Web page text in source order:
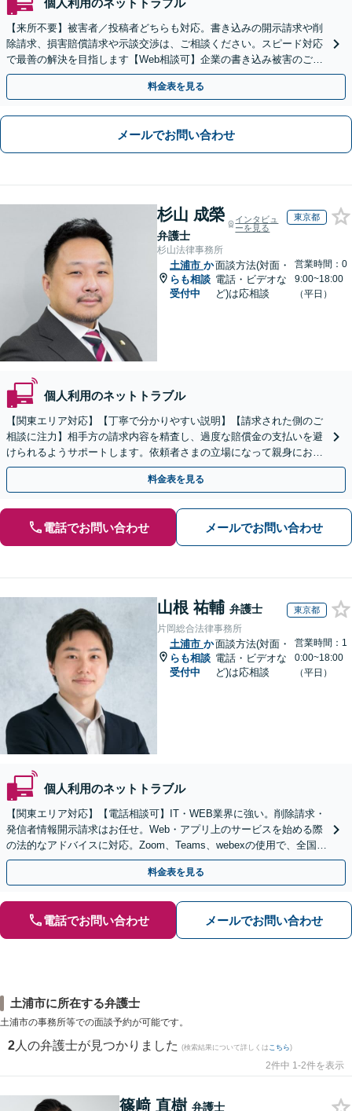
【来所不要】被害者／投稿者どちらも対応。書き込みの開示請求や削
除請求、損害賠償請求や示談交渉は、ご相談ください。スピード対応
で最善の解決を目指します【Web相談可】企業の書き込み被害のご相
談にも対応
料金表を見る
メールでお問い合わせ
杉山 成榮
弁護士
インタビュ
ーを見る
東京都
杉山法律事務所
土浦市 か
らも相談
受付中
面談方法(対面・
電話・ビデオな
ど)は応相談
営業時間：0
9:00~18:00
（平日）
個人利用のネットトラブル
【関東エリア対応】【丁寧で分かりやすい説明】【請求された側のご
相談に注力】相手方の請求内容を精査し、過度な賠償金の支払いを避
けられるようサポートします。依頼者さまの立場になって親身にお話
を伺いますので、ぜひご相談ください。【WEB面談可】
料金表を見る
電話でお問い合わせ メールでお問い合わせ
山根 祐輔 弁護士 東京都
片岡総合法律事務所
土浦市 か
らも相談
受付中
面談方法(対面・
電話・ビデオな
ど)は応相談
営業時間：1
0:00~18:00
（平日）
個人利用のネットトラブル
【関東エリア対応】【電話相談可】IT・WEB業界に強い。削除請求・
発信者情報開示請求はお任せ。Web・アプリ上のサービスを始める際
の法的なアドバイスに対応。Zoom、Teams、webexの使用で、全国か
らのご相談にも対応【平日夜間面談可】
料金表を見る
電話でお問い合わせ メールでお問い合わせ
土浦市に所在する弁護士
土浦市の事務所等での面談予約が可能です。
2 人の弁護士が見つかりました (検索結果について詳しくは こちら)
2件中 1-2件を表示
篠﨑 直樹 弁護士